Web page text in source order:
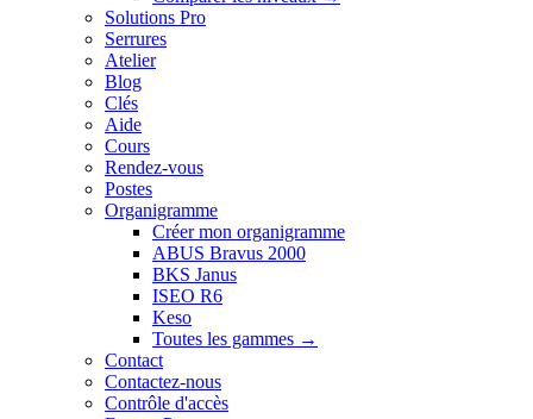
Solutions Pro
Serrures
Atelier
Blog
Clés
Aide
Cours
Rendez-vous
Postes
Organigramme
Créer mon organigramme
ABUS Bravus 2000
BKS Janus
ISEO R6
Keso
Toutes les gammes →
Contact
Contactez-nous
Contrôle d'accès